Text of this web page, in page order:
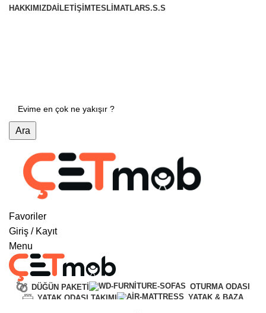
HAKKIMIZDA İLETIŞIMTESLIMATLARS.S.S
Ara
Favoriler
Giriş / Kayıt
Menu
DÜĞÜN PAKETI
OTURMA ODASI
YATAK ODASI TAKIMI
YATAK & BAZA